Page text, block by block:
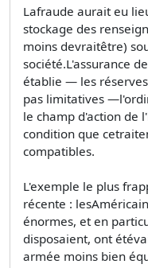
Lafraude aurait eu
stockage des
moins devraitêtre)
société.L'assurance
établie — les
pas limitatives
le champ d'action de
condition que
compatibles.
L'exemple le plus
récente :
énormes, et en
disposaient, ont
armée moins bien